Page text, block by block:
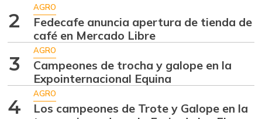
2
AGRO
Fedecafe anuncia apertura de tienda de
café en Mercado Libre
3
AGRO
Campeones de trocha y galope en la
Expointernacional Equina
4
AGRO
Los campeones de Trote y Galope en la